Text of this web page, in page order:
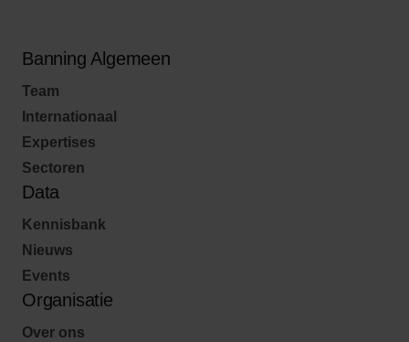
Banning Algemeen
Team
Internationaal
Expertises
Sectoren
Data
Kennisbank
Nieuws
Events
Organisatie
Over ons